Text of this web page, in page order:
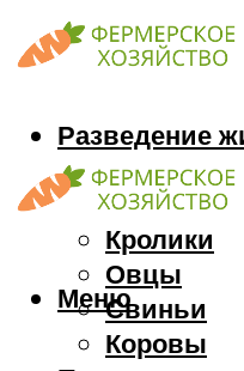
Разведение
Козы
Кони
Кролики
Овцы
Свиньи
Коровы
Меню